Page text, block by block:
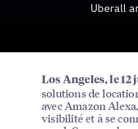
Uberall
Los Angeles, le 12
solutions de
avec Amazon
visibilité et à se